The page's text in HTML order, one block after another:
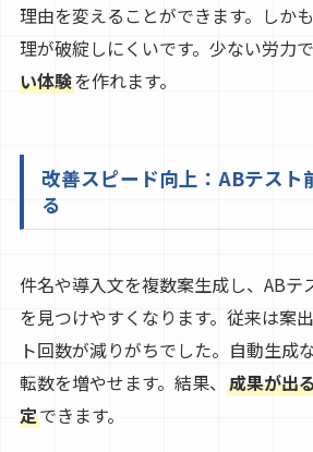
理由を変えることができます。しか
理が破綻しにくいです。少ない労力で
い体験を作れます。
改善スピード向上：ABテスト
る
件名や導入文を複数案生成し、ABテ
を見つけやすくなります。従来は案
ト回数が減りがちでした。自動生成
転数を増やせます。結果、 成果が出
定できます。